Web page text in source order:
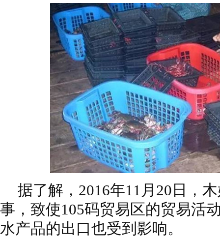
据了解，2016年11月20日，
事，致使105码贸易区的贸易活
水产品的出口也受到影响。